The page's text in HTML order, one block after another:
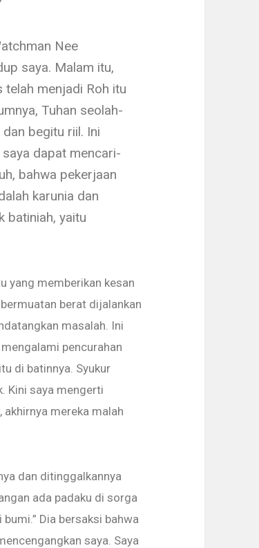
Nee
saya. Malam itu,
telah menjadi Roh itu
Tuhan seolah-
begitu riil. Ini
dapat mencari-
bahwa pekerjaan
karunia dan
batiniah, yaitu
yang memberikan kesan
berat dija­lankan
masalah. Ini
pen­curahan
di batinnya. Syukur
Kini saya mengerti
mereka malah
dan ditinggalkannya
ada padaku di sorga
Dia bersaksi bahwa
saya. Saya